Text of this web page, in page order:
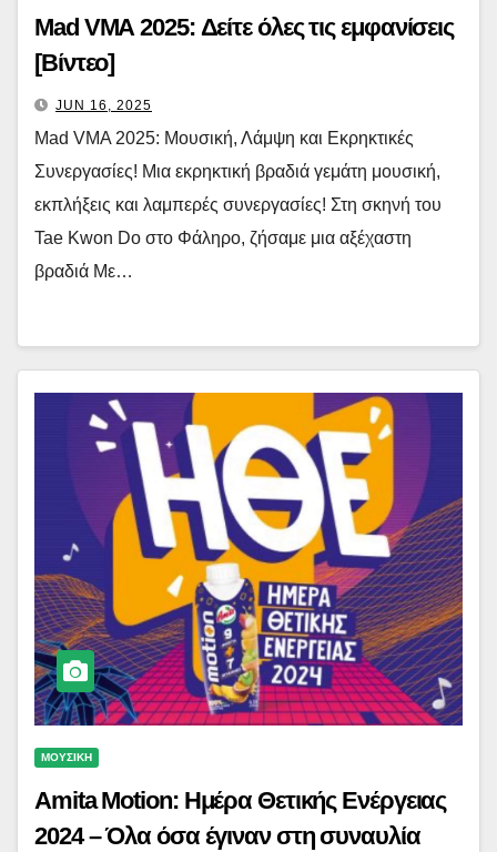
Mad VMA 2025: Δείτε όλες τις εμφανίσεις
[Βίντεο]
JUN 16, 2025
Mad VMA 2025: Μουσική, Λάμψη και Εκρηκτικές
Συνεργασίες! Μια εκρηκτική βραδιά γεμάτη μουσική,
εκπλήξεις και λαμπερές συνεργασίες! Στη σκηνή του
Tae Kwon Do στο Φάληρο, ζήσαμε μια αξέχαστη
βραδιά Με…
ΜΟΥΣΙΚΗ
Amita Motion: Ημέρα Θετικής Ενέργειας
2024 – Όλα όσα έγιναν στη συναυλία